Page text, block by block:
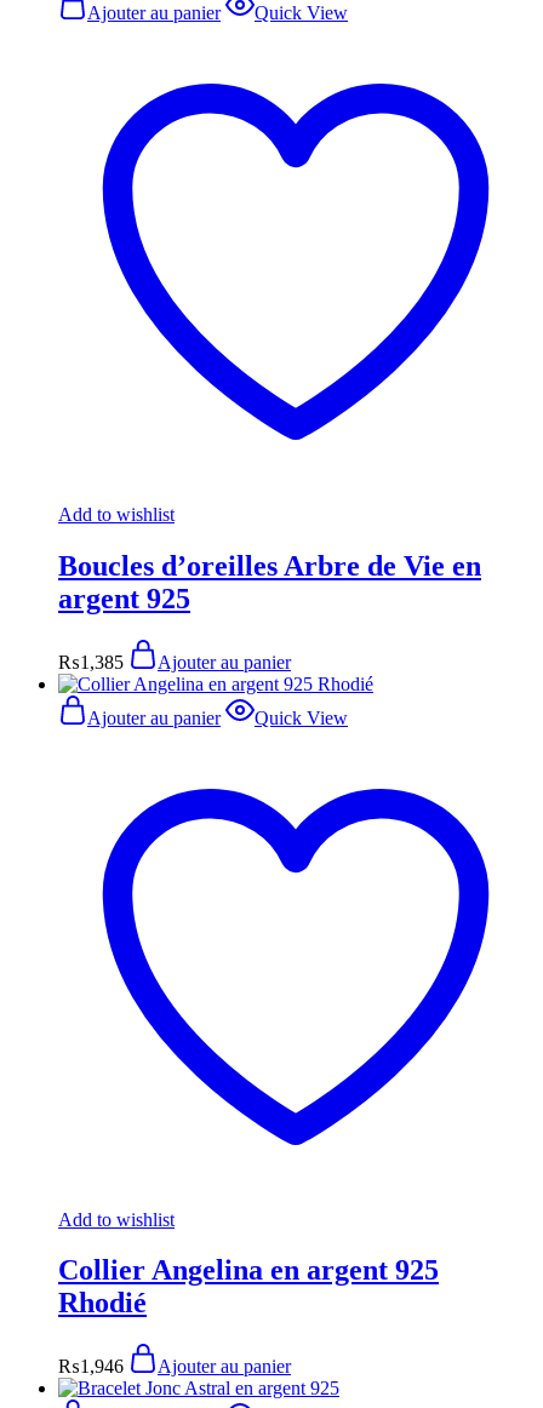
Ajouter au panier Quick View
Add to wishlist
Boucles d’oreilles Arbre de Vie en
argent 925
₨1,385 Ajouter au panier
Ajouter au panier Quick View
Add to wishlist
Collier Angelina en argent 925
Rhodié
₨1,946 Ajouter au panier